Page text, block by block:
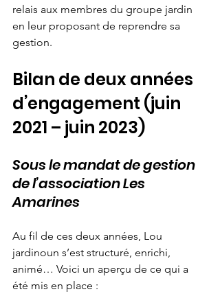
relais aux membres du groupe jardin
en leur proposant de reprendre sa
gestion.
Bilan de deux années
d’engagement (juin
2021 – juin 2023)
Sous le mandat de gestion
de l’association Les
Amarines
Au fil de ces deux années, Lou
jardinoun s’est structuré, enrichi,
animé… Voici un aperçu de ce qui a
été mis en place :